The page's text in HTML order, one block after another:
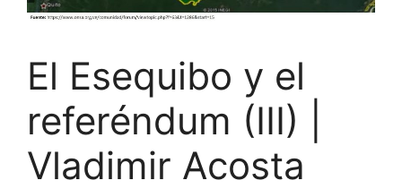
El Esequibo y el
referéndum (III) |
Vladimir Acosta